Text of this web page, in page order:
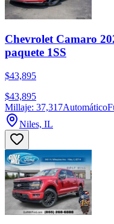
Chevrolet Camaro
paquete 1SS
$43,895
$43,895
Millaje: 37,317Automático
Niles, IL